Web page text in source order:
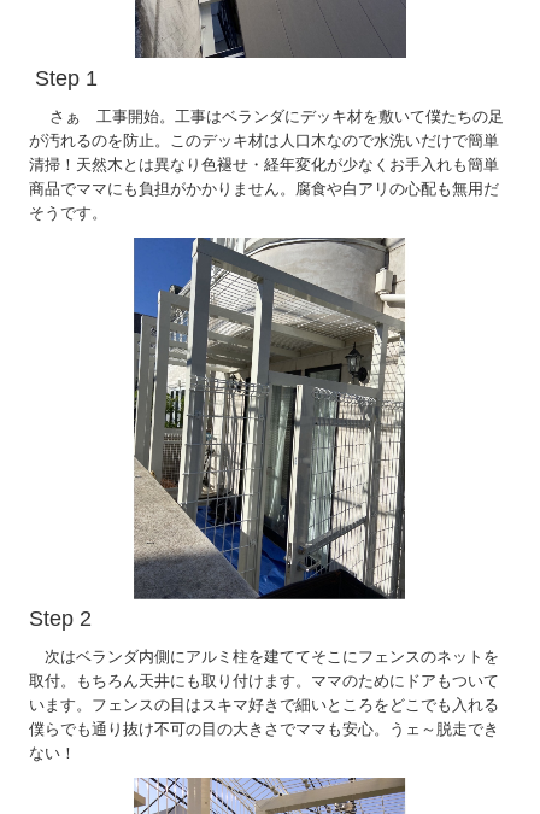
Step 1
さぁ 工事開始。工事はベランダにデッキ材を敷いて僕たちの足
が汚れるのを防止。このデッキ材は人口木なので水洗いだけで簡単
清掃！天然木とは異なり色褪せ・経年変化が少なくお手入れも簡単
商品でママにも負担がかかりません。腐食や白アリの心配も無用だ
そうです。
Step 2
次はベランダ内側にアルミ柱を建ててそこにフェンスのネットを
取付。もちろん天井にも取り付けます。ママのためにドアもついて
います。フェンスの目はスキマ好きで細いところをどこでも入れる
僕らでも通り抜け不可の目の大きさでママも安心。うェ～脱走でき
ない！